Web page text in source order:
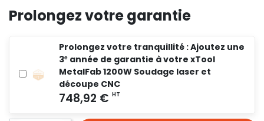
Prolongez votre garantie
Prolongez votre tranquillité : Ajoutez une
3ᵉ année de garantie à votre xTool
MetalFab 1200W Soudage laser et
découpe CNC